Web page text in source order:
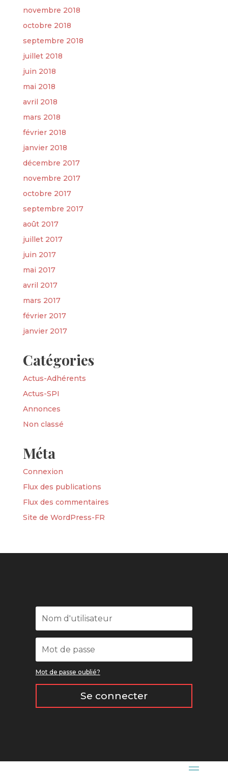
novembre 2018
octobre 2018
septembre 2018
juillet 2018
juin 2018
mai 2018
avril 2018
mars 2018
février 2018
janvier 2018
décembre 2017
novembre 2017
octobre 2017
septembre 2017
août 2017
juillet 2017
juin 2017
mai 2017
avril 2017
mars 2017
février 2017
janvier 2017
Catégories
Actus-Adhérents
Actus-SPI
Annonces
Non classé
Méta
Connexion
Flux des publications
Flux des commentaires
Site de WordPress-FR
Mot de passe oublié?
Se connecter